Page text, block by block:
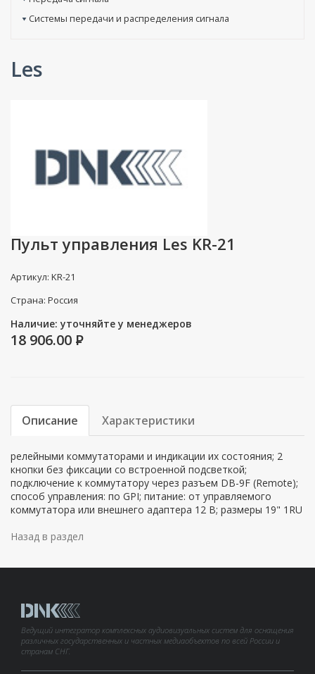
Системы передачи и распределения сигнала
Les
Пульт управления Les KR-21
Артикул: KR-21
Страна: Россия
Наличие: уточняйте у менеджеров
18 906.00 P
Описание Характеристики
релейными коммутаторами и индикации их состояния; 2
кнопки без фиксации со встроенной подсветкой;
подключение к коммутатору через разъем DB-9F (Remote);
способ управления: по GPI; питание: от управляемого
коммутатора или внешнего адаптера 12 В; размеры 19" 1RU
Назад в раздел
Ведущий интегратор комплексных аудиовизуальных систем для оснащения
различных государственных и частных медиаобъектов по всей России и
странам СНГ.